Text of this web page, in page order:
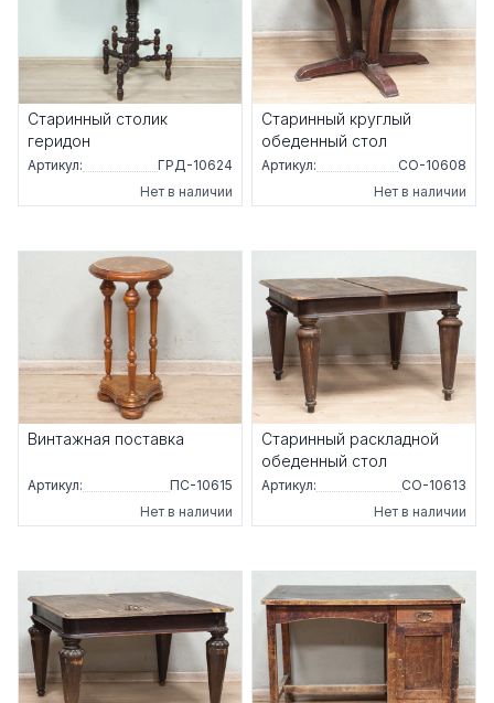
Старинный столик
геридон
Артикул:
ГРД-10624
Нет в наличии
Старинный круглый
обеденный стол
Артикул:
СО-10608
Нет в наличии
Винтажная поставка
Артикул:
ПС-10615
Нет в наличии
Старинный раскладной
обеденный стол
Артикул:
СО-10613
Нет в наличии